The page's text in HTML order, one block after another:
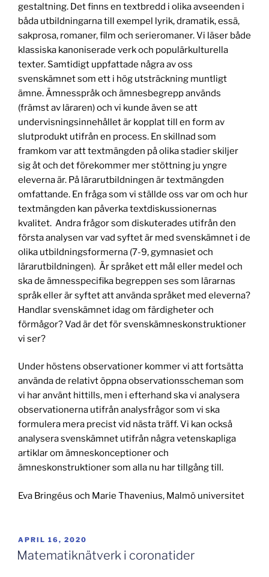
gestaltning. Det finns en textbredd i olika avseenden i
båda utbildningarna till exempel lyrik, dramatik, essä,
sakprosa, romaner, film och serieromaner. Vi läser både
klassiska kanoniserade verk och populärkulturella
texter. Samtidigt uppfattade några av oss
svenskämnet som ett i hög utsträckning muntligt
ämne. Ämnesspråk och ämnesbegrepp används
(främst av läraren) och vi kunde även se att
undervisningsinnehållet är kopplat till en form av
slutprodukt utifrån en process. En skillnad som
framkom var att textmängden på olika stadier skiljer
sig åt och det förekommer mer stöttning ju yngre
eleverna är. På lärarutbildningen är textmängden
omfattande. En fråga som vi ställde oss var om och hur
textmängden kan påverka textdiskussionernas
kvalitet. Andra frågor som diskuterades utifrån den
första analysen var vad syftet är med svenskämnet i de
olika utbildningsformerna (7-9, gymnasiet och
lärarutbildningen). Är språket ett mål eller medel och
ska de ämnesspecifika begreppen ses som lärarnas
språk eller är syftet att använda språket med eleverna?
Handlar svenskämnet idag om färdigheter och
förmågor? Vad är det för svenskämneskonstruktioner
vi ser?
Under höstens observationer kommer vi att fortsätta
använda de relativt öppna observationsscheman som
vi har använt hittills, men i efterhand ska vi analysera
observationerna utifrån analysfrågor som vi ska
formulera mera precist vid nästa träff. Vi kan också
analysera svenskämnet utifrån några vetenskapliga
artiklar om ämneskonceptioner och
ämneskonstruktioner som alla nu har tillgång till.
Eva Bringéus och Marie Thavenius, Malmö universitet
PUBLICERAT
APRIL 16, 2020
Matematiknätverk i coronatider